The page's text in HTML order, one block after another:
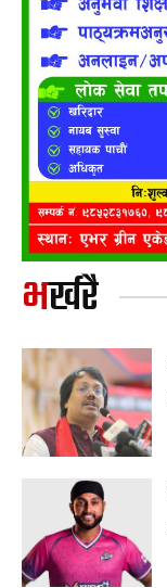
भर्खरै